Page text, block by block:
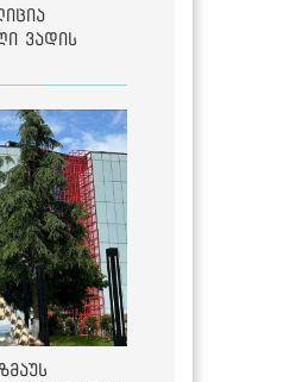
ვადის